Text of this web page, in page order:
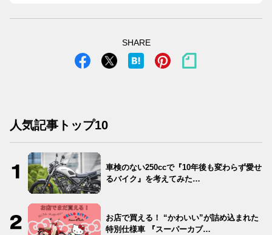
SHARE
人気記事トップ10
車検のない250ccで『10年後も変わらず愛せ
るバイク』を考えてみた…
お店で買える！ “かわいい”が詰め込まれた
特別仕様車 『スーパーカブ…